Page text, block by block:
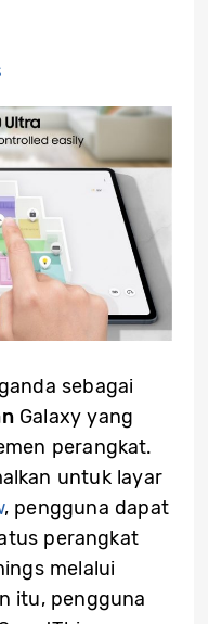
sebagai
Galaxy yang
perangkat.
untuk layar
, pengguna dapat
perangkat
melalui
itu, pengguna